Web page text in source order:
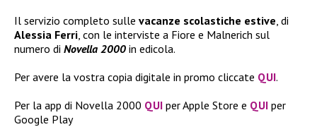
Il servizio completo sulle vacanze scolastiche estive , di
Alessia Ferri , con le interviste a Fiore e Malnerich sul
numero di Novella 2000 in edicola.
Per avere la vostra copia digitale in promo cliccate QUI.
Per la app di Novella 2000 QUI per Apple Store e QUI per
Google Play